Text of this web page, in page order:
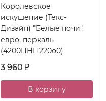
Королевское
искушение (Текс-
Дизайн) "Белые ночи",
евро, перкаль
(4200ПНП220о0)
3 960 ₽
В корзину